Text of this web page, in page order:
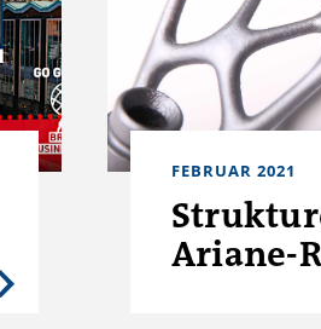
FEBRUAR 2021
Ariane-